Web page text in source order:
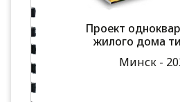
Проект
жилого дома
Минск -